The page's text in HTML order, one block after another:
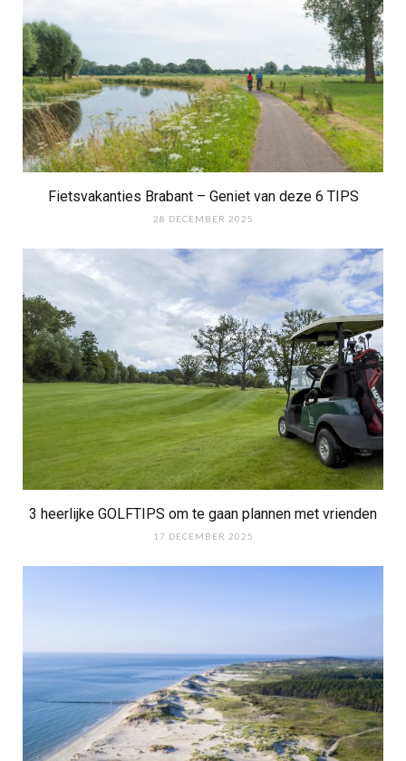
Fietsvakanties Brabant – Geniet van deze 6 TIPS
28 DECEMBER 2025
3 heerlijke GOLFTIPS om te gaan plannen met vrienden
17 DECEMBER 2025